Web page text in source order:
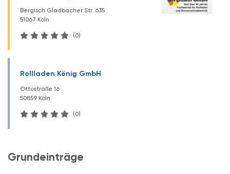
Bergisch Gladbacher Str. 635
51067 Köln
(0)
Rollladen König GmbH
Ottostraße 16
50859 Köln
(0)
Grundeinträge